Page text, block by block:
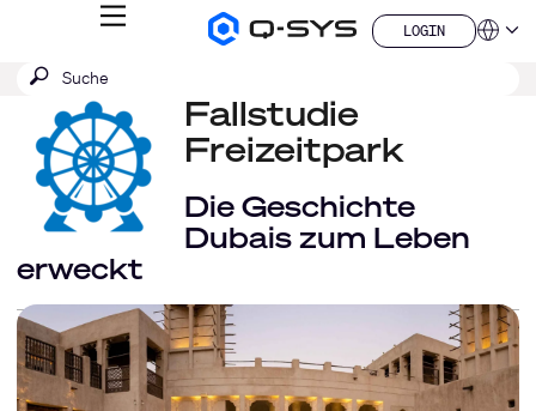
Q-
Homepage
MENÜ
LOGIN
LOGIN
QSYS.com (English)
India (English)
Deutsch
Español
Français
日本語
한국어
China (中文)
Suche
absenden
SUCHE
Fallstudie
Freizeitpark
Die Geschichte
Dubais zum Leben
erweckt